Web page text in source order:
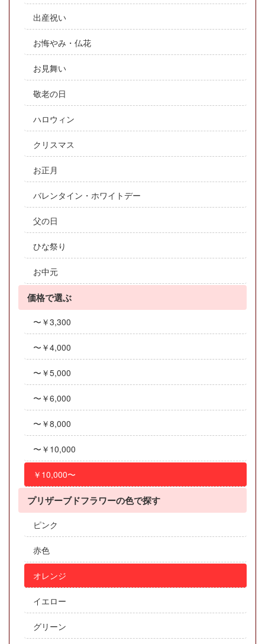
出産祝い
お悔やみ・仏花
お見舞い
敬老の日
ハロウィン
クリスマス
お正月
バレンタイン・ホワイトデー
父の日
ひな祭り
お中元
価格で選ぶ
〜￥3,300
〜￥4,000
〜￥5,000
〜￥6,000
〜￥8,000
〜￥10,000
￥10,000〜
プリザーブドフラワーの色で探す
ピンク
赤色
オレンジ
イエロー
グリーン